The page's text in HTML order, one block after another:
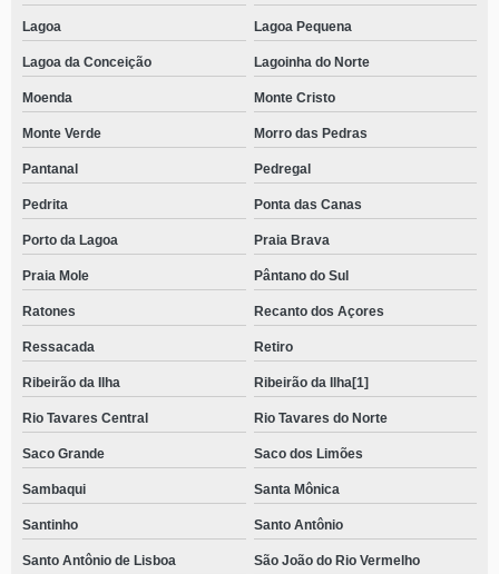
Lagoa Lagoa Pequena
Lagoa da Conceição Lagoinha do Norte
Moenda Monte Cristo
Monte Verde Morro das Pedras
Pantanal Pedregal
Pedrita Ponta das Canas
Porto da Lagoa Praia Brava
Praia Mole Pântano do Sul
Ratones Recanto dos Açores
Ressacada Retiro
Ribeirão da Ilha Ribeirão da Ilha[1]
Rio Tavares Central Rio Tavares do Norte
Saco Grande Saco dos Limões
Sambaqui Santa Mônica
Santinho Santo Antônio
Santo Antônio de Lisboa São João do Rio Vermelho